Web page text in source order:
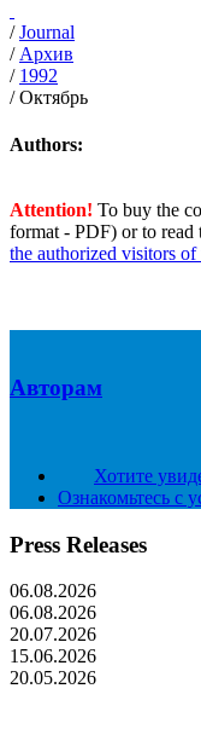
/Journal
/ Архив
/ 1992
/Октябрь
Authors:
Attention! To buy the
format - PDF) or to read
the authorized visitors of
Авторам
Хотите
Ознакомьтесь с
Press Releases
06.08.2026
06.08.2026
20.07.2026
15.06.2026
20.05.2026